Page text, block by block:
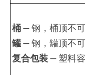
桶— 钢，桶顶不
罐— 钢，罐顶不
复合包装— 塑料